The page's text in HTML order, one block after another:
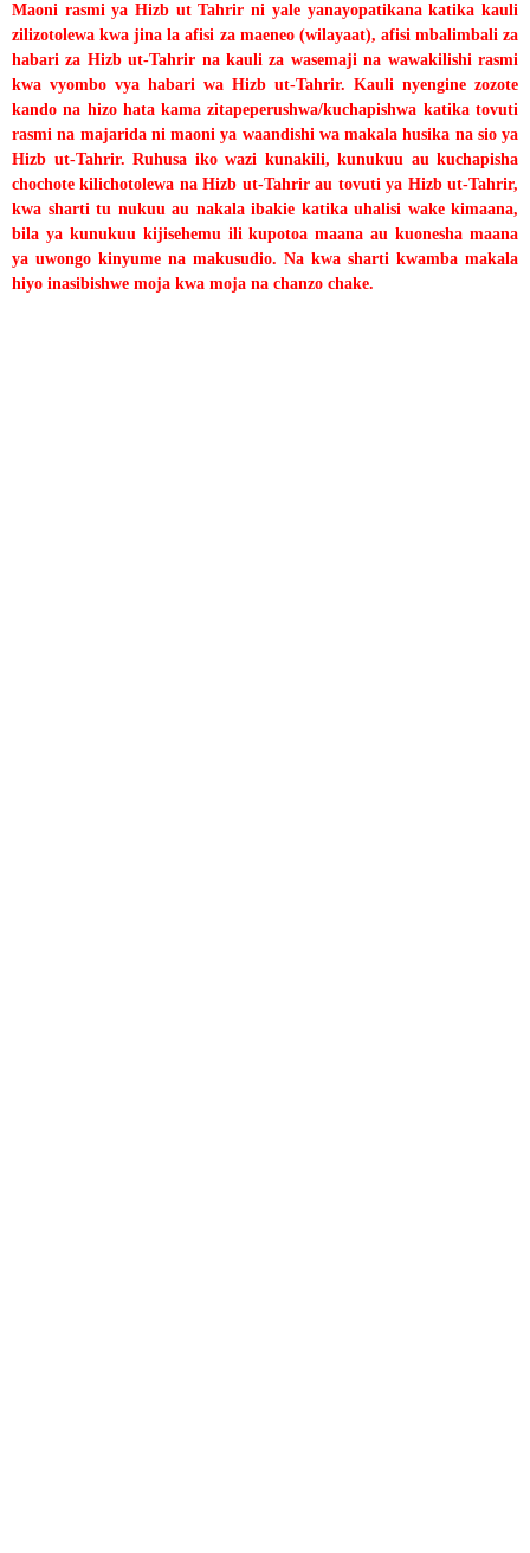
Maoni rasmi ya Hizb ut Tahrir ni yale yanayopatikana katika kauli
zilizotolewa kwa jina la afisi za maeneo (wilayaat), afisi mbalimbali za
habari za Hizb ut-Tahrir na kauli za wasemaji na wawakilishi rasmi
kwa vyombo vya habari wa Hizb ut-Tahrir. Kauli nyengine zozote
kando na hizo hata kama zitapeperushwa/kuchapishwa katika tovuti
rasmi na majarida ni maoni ya waandishi wa makala husika na sio ya
Hizb ut-Tahrir. Ruhusa iko wazi kunakili, kunukuu au kuchapisha
chochote kilichotolewa na Hizb ut-Tahrir au tovuti ya Hizb ut-Tahrir,
kwa sharti tu nukuu au nakala ibakie katika uhalisi wake kimaana,
bila ya kunukuu kijisehemu ili kupotoa maana au kuonesha maana
ya uwongo kinyume na makusudio. Na kwa sharti kwamba makala
hiyo inasibishwe moja kwa moja na chanzo chake.